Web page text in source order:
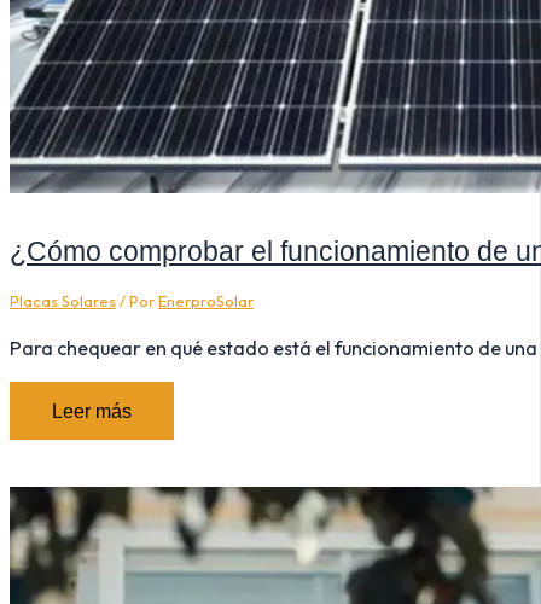
¿Cómo comprobar el funcionamiento de
Placas Solares/ PorEnerproSolar
Para chequear en qué estado está el funcionamiento de
Leer más